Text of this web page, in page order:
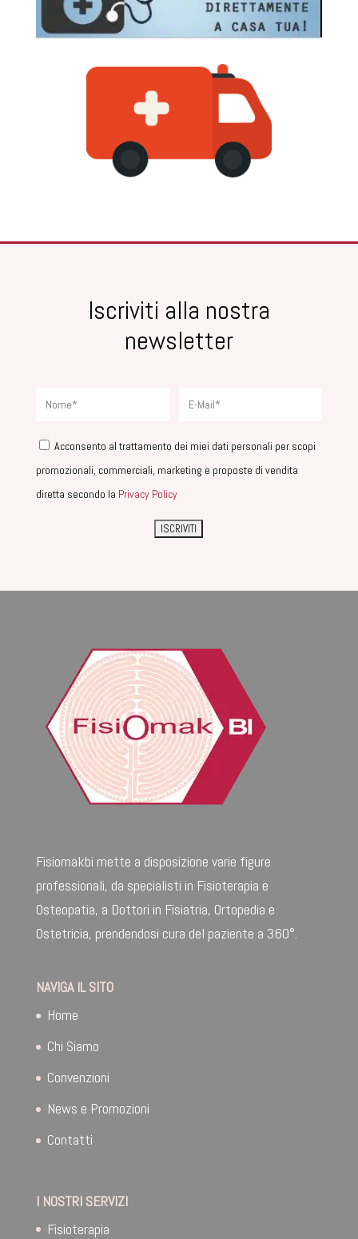
Iscriviti alla nostra
newsletter
Acconsento al trattamento dei miei dati personali per scopi
promozionali, commerciali, marketing e proposte di vendita
diretta secondo la Privacy Policy
Fisiomakbi mette a disposizione varie figure
professionali, da specialisti in Fisioterapia e
Osteopatia, a Dottori in Fisiatria, Ortopedia e
Ostetricia, prendendosi cura del paziente a 360°.
NAVIGA IL SITO
Home
Chi Siamo
Convenzioni
News e Promozioni
Contatti
I NOSTRI SERVIZI
Fisioterapia